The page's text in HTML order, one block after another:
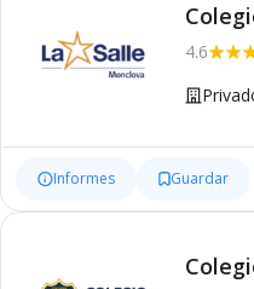
4.6
Informes Guardar